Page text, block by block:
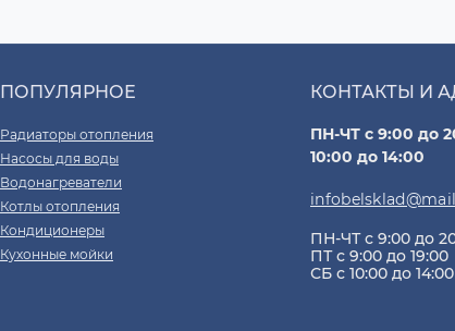
ПОПУЛЯРНОЕ
Радиаторы отопления
Насосы для воды
Водонагреватели
Котлы отопления
Кондиционеры
Кухонные мойки
КОНТАКТЫ И
ПН-ЧТ с 9:00 до
10:00 до 14:00
ПН-ЧТ с 9:00 до
ПТ с 9:00 до 19:00
СБ с 10:00 до 14:00